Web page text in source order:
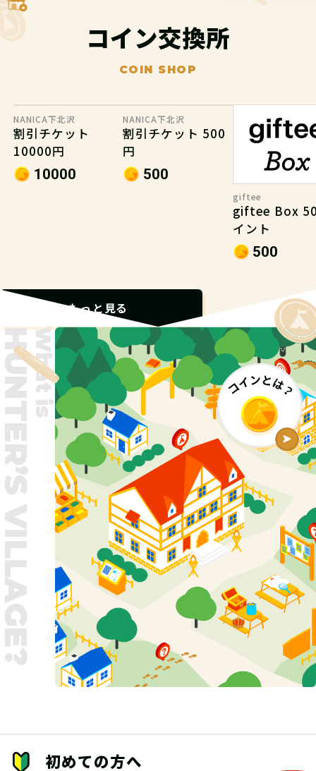
コイン交換所
COIN SHOP
NANICA下北沢
割引チケット
10000円
10000
NANICA下北沢
割引チケット 500
円
500
giftee
giftee Box
イント
500
もっと見る
What is
VILLAGE?
初めての方へ